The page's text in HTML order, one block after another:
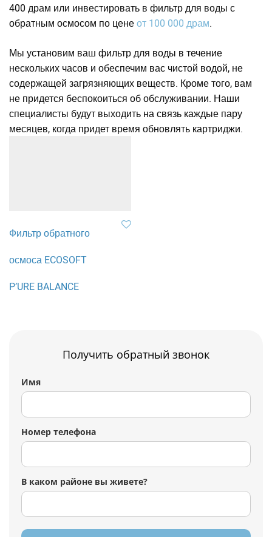
400 драм или инвестировать в фильтр для воды с
обратным осмосом по ценеот 100 000 драм.
Мы установим ваш фильтр для воды в течение
нескольких часов и обеспечим вас чистой водой, не
содержащей загрязняющих веществ. Кроме того, вам
не придется беспокоиться об обслуживании. Наши
специалисты будут выходить на связь каждые пару
месяцев, когда придет время обновлять картриджи.
Фильтр обратного
осмоса ECOSOFT
P’URE BALANCE
Получить обратный звонок
Имя
Номер телефона
В каком районе вы живете?